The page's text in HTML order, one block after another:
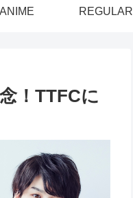
ANIME REGULAR
！TTFCに